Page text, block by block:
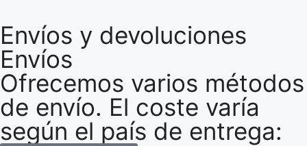
Envíos y devoluciones
Envíos
Ofrecemos varios métodos
de envío. El coste varía
según el país de entrega: